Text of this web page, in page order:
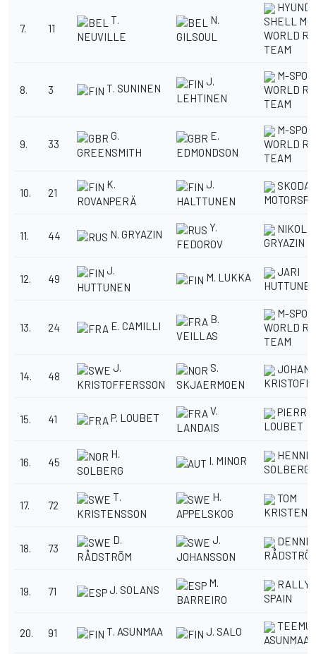
7. 11
T.
NEUVILLE
N.
GILSOUL
SHELL
WORLD
TEAM
8. 3 T. SUNINEN
J.
LEHTINEN
M-
WORLD
TEAM
9. 33
G.
GREENSMITH
E.
EDMONDSON
M-
WORLD
TEAM
10. 21
K.
ROVANPERÄ
J.
HALTTUNEN
SKODA
11. 44 N. GRYAZIN
Y.
FEDOROV
GRYAZIN
12. 49
J.
HUTTUNEN
M. LUKKA
JARI
13. 24 E. CAMILLI
B.
VEILLAS
M-
WORLD
TEAM
14. 48
J.
KRISTOFFERSSON
S.
SKJAERMOEN
JOHAN
15. 41 P. LOUBET
V.
LANDAIS
LOUBET
16. 45
H.
SOLBERG
I. MINOR
SOLBERG
17. 72
T.
KRISTENSSON
H.
APPELSKOG
TOM
18. 73
D.
RÅDSTRÖM
J.
JOHANSSON
DENNIS
19. 71 J. SOLANS
M.
BARREIRO
RALLY
SPAIN
20. 91 T. ASUNMAA J. SALO
TEEMU
ASUNMAA